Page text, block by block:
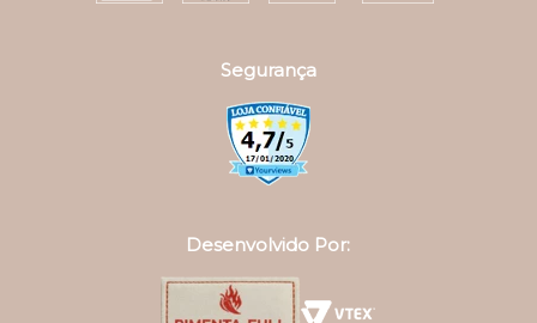
Segurança
Desenvolvido Por: